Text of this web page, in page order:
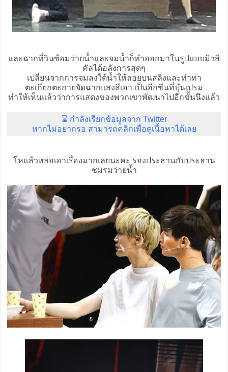
และฉากที่วินซ้อมว่ายน้ำและจมน้ำก็ทำออกมาในรูปแบบมิวสิ
คัลได้อลังการสุดๆ
เปลี่ยนจากการจมลงใต้น้ำให้ลอยบนสลิงและทำท่า
ตะเกียกตะกายจัดฉากแสงสีเอา เป็นอีกซีนที่บุ๋นเปรม
ทำให้เห็นแล้วว่าการแสดงของพวกเขาพัฒนาไปอีกขั้นนึงแล้ว
⌛ กำลังเรียกข้อมูลจาก Twitter
หากไม่อยากรอ สามารถคลิกเพื่อดูเนื้อหาได้เลย
โหแล้วหล่อเอาเรื่องมากเลยนะคะ รองประธานกับประธาน
ชมรมว่ายน้ำ